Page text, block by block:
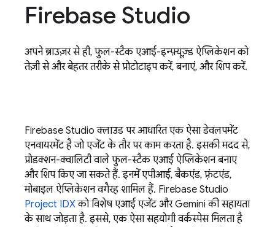
Firebase Studio
अपने ब्राउज़र से ही, फुल-स्टैक एआई-इन्फ़्यूज़्ड ऐप्लिकेशन को
तेज़ी से और बेहतर तरीके से प्रोटोटाइप करें, बनाएं, और शिप करें.
Firebase Studio क्लाउड पर आधारित एक ऐसा डेवलपमेंट
एनवायरमेंट है जो एजेंट के तौर पर काम करता है. इसकी मदद से,
प्रोडक्शन-क्वालिटी वाले फुल-स्टैक एआई ऐप्लिकेशन बनाए
और शिप किए जा सकते हैं. इनमें एपीआई, बैकएंड, फ़्रंटएंड,
मोबाइल ऐप्लिकेशन वगैरह शामिल हैं. Firebase Studio
Project IDXको विशेष एआई एजेंट औरGemini की सहायता
के साथ जोड़ता है. इससे, एक ऐसा सहयोगी वर्कस्पेस मिलता है